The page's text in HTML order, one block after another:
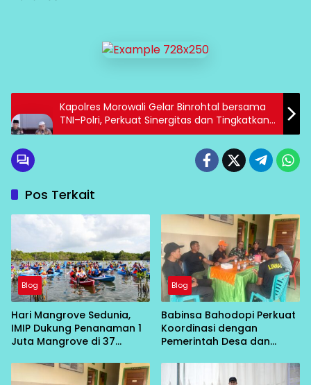
Kapolres Morowali Gelar Binrohtal bersama
TNI–Polri, Perkuat Sinergitas dan Tingkatkan
Imtak
Pos Terkait
Blog
Hari Mangrove Sedunia,
IMIP Dukung Penanaman 1
Juta Mangrove di 37
Blog
Babinsa Bahodopi Perkuat
Koordinasi dengan
Pemerintah Desa dan
Stabilitas Keamanan
Wilayah